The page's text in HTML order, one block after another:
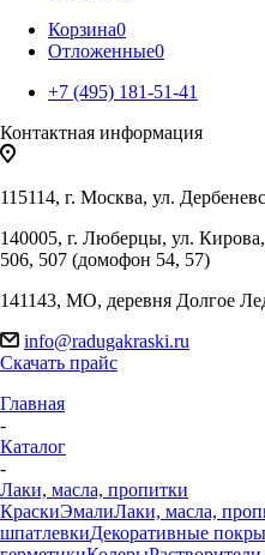
Корзина0
Отложенные0
+7 (495) 181-51-41
Контактная информация
115114, г. Москва, ул.
140005, г. Люберцы, ул.
506, 507 (домофон 54, 57)
141143, МО, деревня Долгое
info@radugakraski.ru
Скачать прайс
Главная
-
Каталог
-
Лаки, масла, пропитки
КраскиЭмалиЛаки, масла,
шпатлевкиДекоративные